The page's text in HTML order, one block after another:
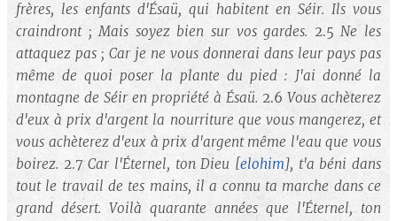
frères, les enfants d'Ésaü, qui habitent en Séir. Ils vous
craindront ; Mais soyez bien sur vos gardes. 2.5 Ne les
attaquez pas ; Car je ne vous donnerai dans leur pays pas
même de quoi poser la plante du pied : J'ai donné la
montagne de Séir en propriété à Ésaü. 2.6 Vous achèterez
d'eux à prix d'argent la nourriture que vous mangerez, et
vous achèterez d'eux à prix d'argent même l'eau que vous
boirez. 2.7Car l'Éternel, ton Dieu [elohim], t'a béni dans
tout le travail de tes mains, il a connu ta marche dans ce
grand désert. Voilà quarante années que l'Éternel, ton